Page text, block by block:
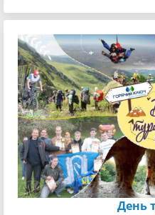
День